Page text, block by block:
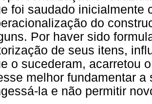
foi saudado inicialmente
do
Por haver sido
de seus itens,
o sucederam, acarretou
melhor fundamentar
la e não permitir